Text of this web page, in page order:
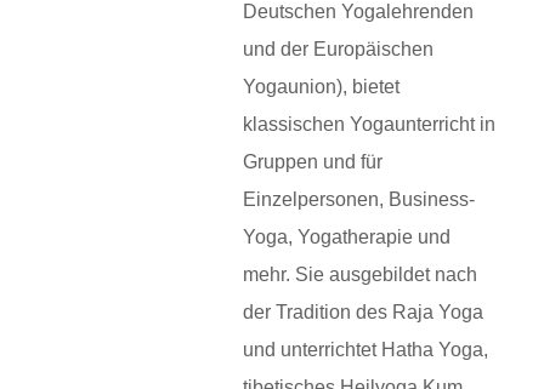
Deutschen Yogalehrenden
und der Europäischen
Yogaunion), bietet
klassischen Yogaunterricht in
Gruppen und für
Einzelpersonen, Business-
Yoga, Yogatherapie und
mehr. Sie ausgebildet nach
der Tradition des Raja Yoga
und unterrichtet Hatha Yoga,